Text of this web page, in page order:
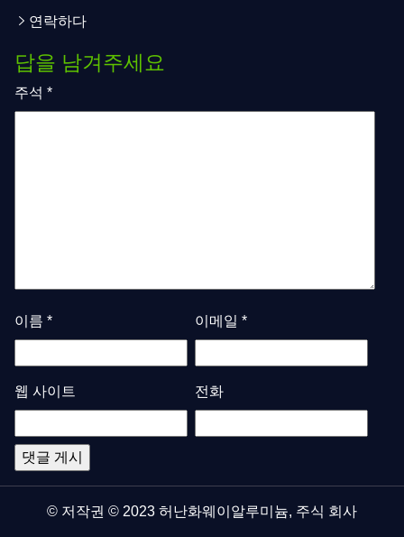
연락하다
답을 남겨주세요
주석 *
이름 * 이메일 *
웹 사이트 전화
© 저작권 © 2023 허난화웨이알루미늄, 주식 회사